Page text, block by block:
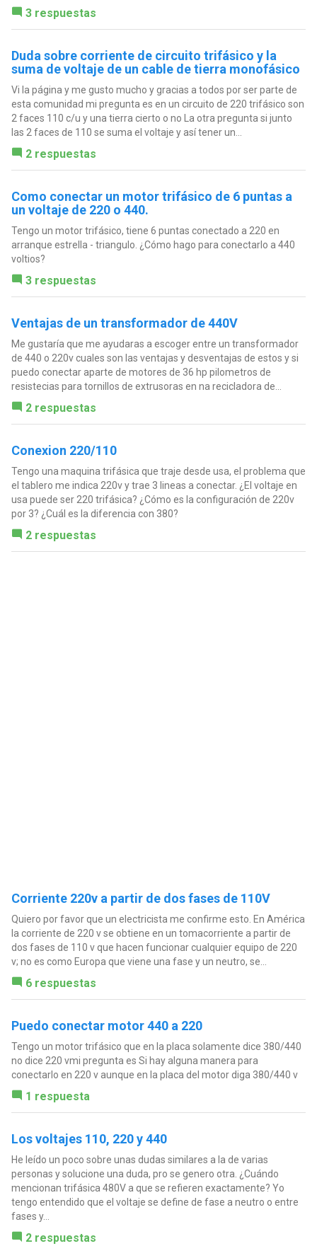
3 respuestas
Duda sobre corriente de circuito trifásico y la
suma de voltaje de un cable de tierra monofásico
Vi la página y me gusto mucho y gracias a todos por ser parte de
esta comunidad mi pregunta es en un circuito de 220 trifásico son
2 faces 110 c/u y una tierra cierto o no La otra pregunta si junto
las 2 faces de 110 se suma el voltaje y así tener un...
2 respuestas
Como conectar un motor trifásico de 6 puntas a
un voltaje de 220 o 440.
Tengo un motor trifásico, tiene 6 puntas conectado a 220 en
arranque estrella - triangulo. ¿Cómo hago para conectarlo a 440
voltios?
3 respuestas
Ventajas de un transformador de 440V
Me gustaría que me ayudaras a escoger entre un transformador
de 440 o 220v cuales son las ventajas y desventajas de estos y si
puedo conectar aparte de motores de 36 hp pilometros de
resistecias para tornillos de extrusoras en na recicladora de...
2 respuestas
Conexion 220/110
Tengo una maquina trifásica que traje desde usa, el problema que
el tablero me indica 220v y trae 3 lineas a conectar. ¿El voltaje en
usa puede ser 220 trifásica? ¿Cómo es la configuración de 220v
por 3? ¿Cuál es la diferencia con 380?
2 respuestas
Corriente 220v a partir de dos fases de 110V
Quiero por favor que un electricista me confirme esto. En América
la corriente de 220 v se obtiene en un tomacorriente a partir de
dos fases de 110 v que hacen funcionar cualquier equipo de 220
v; no es como Europa que viene una fase y un neutro, se...
6 respuestas
Puedo conectar motor 440 a 220
Tengo un motor trifásico que en la placa solamente dice 380/440
no dice 220 vmi pregunta es Si hay alguna manera para
conectarlo en 220 v aunque en la placa del motor diga 380/440 v
1 respuesta
Los voltajes 110, 220 y 440
He leído un poco sobre unas dudas similares a la de varias
personas y solucione una duda, pro se genero otra. ¿Cuándo
mencionan trifásica 480V a que se refieren exactamente? Yo
tengo entendido que el voltaje se define de fase a neutro o entre
fases y...
2 respuestas